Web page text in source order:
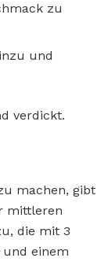
zu
und
verdickt.
machen, gibt
mittleren
die mit 3
einem